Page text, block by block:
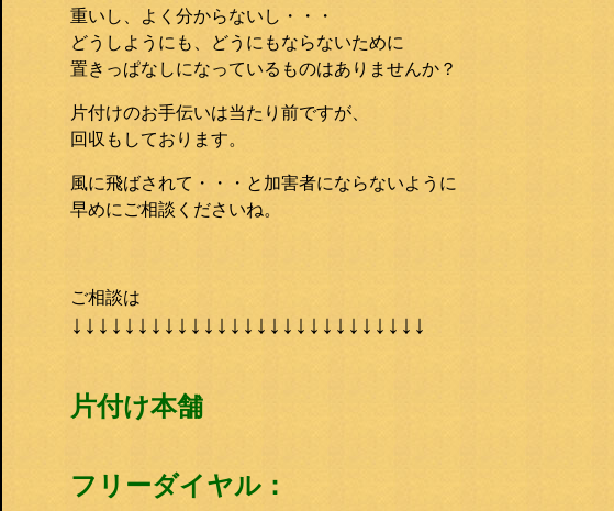
重いし、よく分からないし・・・
どうしようにも、どうにもならないために
置きっぱなしになっているものはありませんか？
片付けのお手伝いは当たり前ですが、
回収もしております。
風に飛ばされて・・・と加害者にならないように
早めにご相談くださいね。
ご相談は
↓↓↓↓↓↓↓↓↓↓↓↓↓↓↓↓↓↓↓↓↓↓↓↓↓↓↓
片付け本舗
フリーダイヤル：